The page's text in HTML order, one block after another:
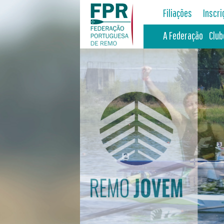
Filiações
A Federação